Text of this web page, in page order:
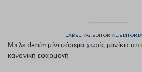
Μπλε denim μίνι φόρεμα χωρίς μανίκια
κανονική εφαρμογή